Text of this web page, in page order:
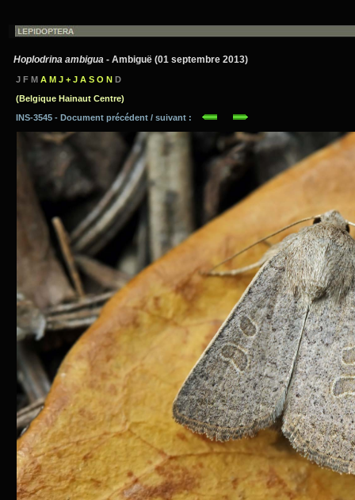
Hoplodrina ambigua - Ambiguë (01 septembre 2013)
J F M A M J + J A S O N D
(Belgique Hainaut Centre)
INS-3545 - Document précédent / suivant :